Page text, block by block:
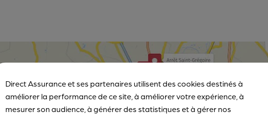
Direct Assurance et ses partenaires utilisent des cookies destinés à
améliorer la performance de ce site, à améliorer votre expérience, à
mesurer son audience, à générer des statistiques et à gérer nos